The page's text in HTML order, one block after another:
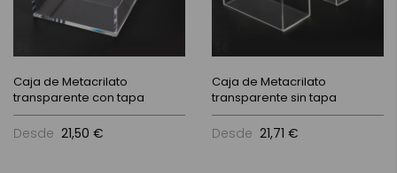
Caja de Metacrilato
transparente con tapa
Desde 21,50 €
Caja de Metacrilato
transparente sin tapa
Desde 21,71 €